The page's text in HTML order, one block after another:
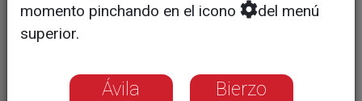
momento pinchando en el icono
del menú
superior.
Ávila Bierzo